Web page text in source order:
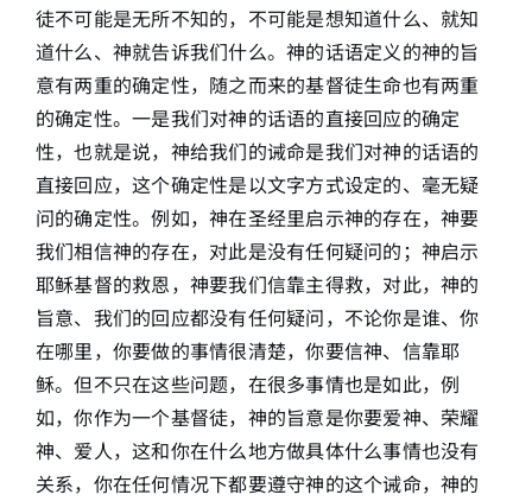
徒不可能是无所不知的，不可能是想知道什么、就知
道什么、神就告诉我们什么。神的话语定义的神的旨
意有两重的确定性，随之而来的基督徒生命也有两重
的确定性。一是我们对神的话语的直接回应的确定
性，也就是说，神给我们的诫命是我们对神的话语的
直接回应，这个确定性是以文字方式设定的、毫无疑
问的确定性。例如，神在圣经里启示神的存在，神要
我们相信神的存在，对此是没有任何疑问的；神启示
耶稣基督的救恩，神要我们信靠主得救，对此，神的
旨意、我们的回应都没有任何疑问，不论你是谁、你
在哪里，你要做的事情很清楚，你要信神、信靠耶
稣。但不只在这些问题，在很多事情也是如此，例
如，你作为一个基督徒，神的旨意是你要爱神、荣耀
神、爱人，这和你在什么地方做具体什么事情也没有
关系，你在任何情况下都要遵守神的这个诫命，神的